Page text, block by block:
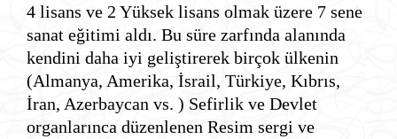
4 lisans ve 2 Yüksek lisans olmak üzere 7 sene
sanat eğitimi aldı. Bu süre zarfında alanında
kendini daha iyi geliştirerek birçok ülkenin
(Almanya, Amerika, İsrail, Türkiye, Kıbrıs,
İran, Azerbaycan vs. ) Sefirlik ve Devlet
organlarınca düzenlenen Resim sergi ve